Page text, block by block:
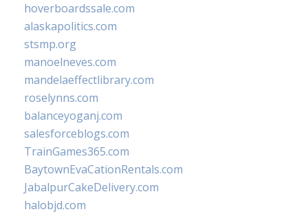
hoverboardssale.com
alaskapolitics.com
stsmp.org
manoelneves.com
mandelaeffectlibrary.com
roselynns.com
balanceyoganj.com
salesforceblogs.com
TrainGames365.com
BaytownEvaCationRentals.com
JabalpurCakeDelivery.com
halobjd.com